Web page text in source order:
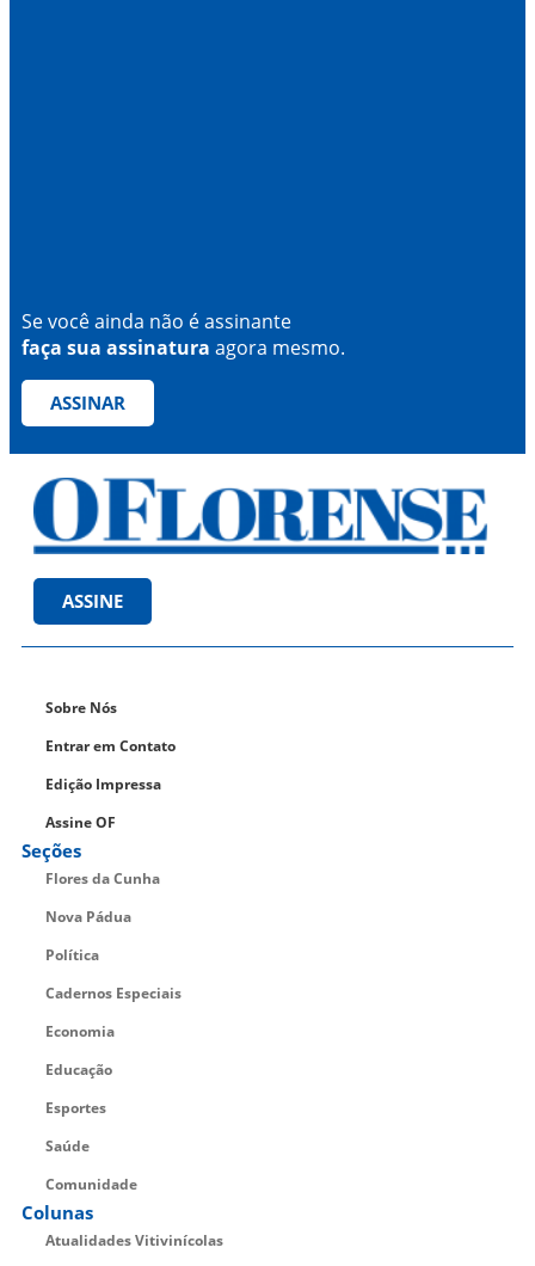
Se você ainda não é assinante
faça sua assinatura agora mesmo.
ASSINAR
ASSINE
Sobre Nós
Entrar em Contato
Edição Impressa
Assine OF
Seções
Flores da Cunha
Nova Pádua
Política
Cadernos Especiais
Economia
Educação
Esportes
Saúde
Comunidade
Colunas
Atualidades Vitivinícolas